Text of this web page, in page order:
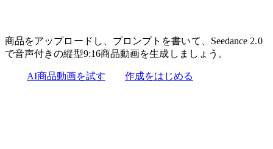
商品をアップロードし、プロンプトを書いて、Seedance 2.0
で音声付きの縦型9:16商品動画を生成しましょう。
AI商品動画を試す 作成をはじめる